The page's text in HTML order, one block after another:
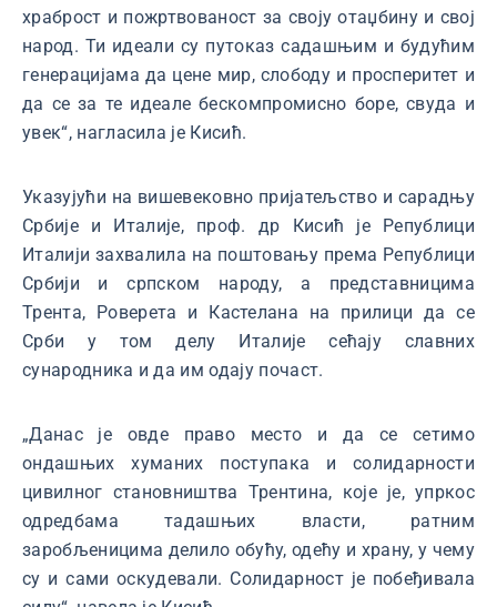
храброст и пожртвованост за своју отаџбину и свој
народ. Ти идеали су путоказ садашњим и будућим
генерацијама да цене мир, слободу и просперитет и
да се за те идеале бескомпромисно боре, свуда и
увек“, нагласила је Кисић.
Указујући на вишевековно пријатељство и сарадњу
Србије и Италије, проф. др Кисић је Републици
Италији захвалила на поштовању према Републици
Србији и српском народу, а представницима
Трента, Роверета и Кастелана на прилици да се
Срби у том делу Италије сећају славних
сународника и да им одају почаст.
„Данас је овде право место и да се сетимо
ондашњих хуманих поступака и солидарности
цивилног становништва Трентина, које је, упркос
одредбама тадашњих власти, ратним
заробљеницима делило обућу, одећу и храну, у чему
су и сами оскудевали. Солидарност је побеђивала